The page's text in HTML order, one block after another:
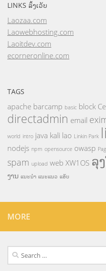
LINKS ລິ້ງເວັບ
Laozaa.com
Laowebhosting.com
Laoitdev.com
ecorneronline.com
TAGS
apache barcamp basic block
directadmin email
world intro java kali lao Linkin Park
nodejs npm opensource owasp
spam upload web XW1OS ລຸ
ງານ ແນະນຳ ແນະແນວ ແອັບ
MORE
Search
for: